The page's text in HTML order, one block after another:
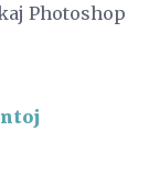
Photoshop